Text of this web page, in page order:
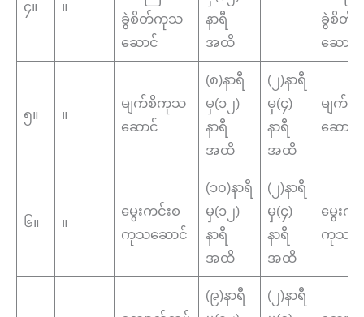
၄။ ။
ခွဲစိတ်ကုသ
ဆောင်
နာရီ
အထိ
ခွဲစိတ်
ဆောင်
၅။ ။
မျက်စိကုသ
ဆောင်
(၈)နာရီ
မှ(၁၂)
နာရီ
အထိ
(၂)နာရီ
မှ(၄)
နာရီ
အထိ
မျက်
ဆောင်
၆။ ။
မွေးကင်းစ
ကုသဆောင်
(၁၀)နာရီ
မှ(၁၂)
နာရီ
အထိ
(၂)နာရီ
မှ(၄)
နာရီ
အထိ
မွေးက
ကုသဆ
(၉)နာရီ
(၂)နာရီ